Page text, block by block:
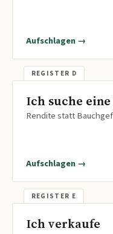
Aufschlagen →
Ich suche
Rendite statt
Aufschlagen →
Ich verkaufe